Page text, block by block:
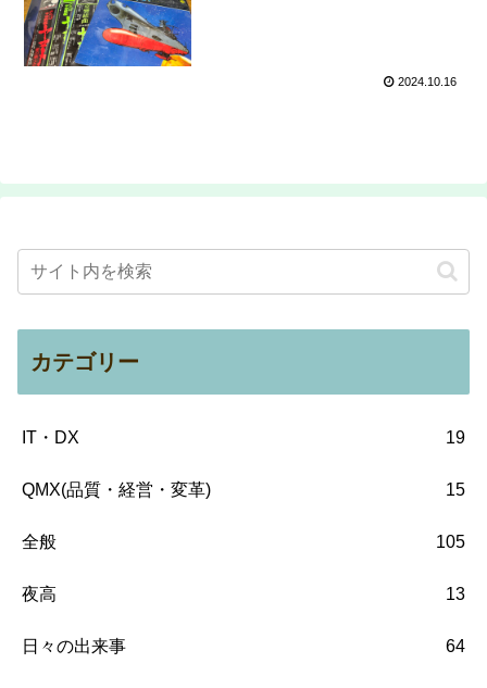
2024.10.16
カテゴリー
IT・DX 19
QMX(品質・経営・変革) 15
全般 105
夜高 13
日々の出来事 64